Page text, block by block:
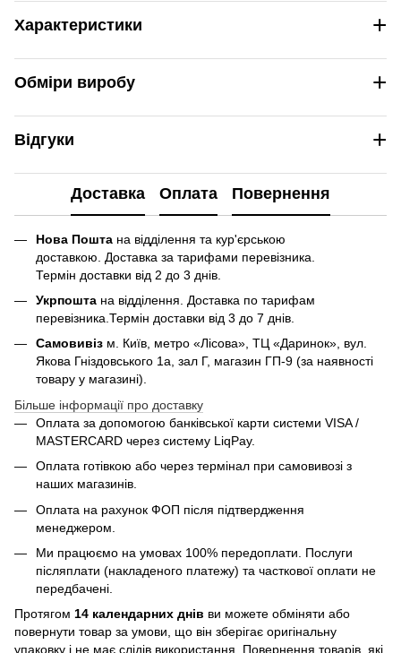
Характеристики +
Обміри виробу +
Відгуки +
Доставка Оплата Повернення
Нова Пошта на відділення та кур'єрською
доставкою. Доставка за тарифами перевізника.
Термін доставки від 2 до 3 днів.
Укрпошта на відділення. Доставка по тарифам
перевізника.Термін доставки від 3 до 7 днів.
Самовивіз м. Київ, метро «Лісова», ТЦ «Даринок», вул.
Якова Гніздовського 1а, зал Г, магазин ГП-9 (за наявності
товару у магазині).
Більше інформації про доставку
Оплата за допомогою банківської карти системи VISA /
MASTERCARD через систему LiqPay.
Оплата готівкою або через термінал при самовивозі з
наших магазинів.
Оплата на рахунок ФОП після підтвердження
менеджером.
Ми працюємо на умовах 100% передоплати. Послуги
післяплати (накладеного платежу) та часткової оплати не
передбачені.
Протягом 14 календарних днів ви можете обміняти або
повернути товар за умови, що він зберігає оригінальну
упаковку і не має слідів використання. Повернення товарів, які